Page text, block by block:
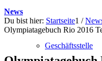
Geschäftsstelle
News
Du bist hier: Startseite1 /
Olympiatagebuch Rio 2016